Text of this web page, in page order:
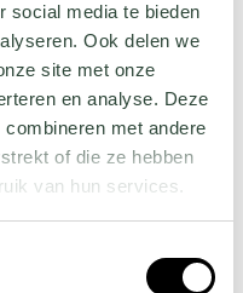
social media te bieden
Ook delen we
site met onze
en analyse. Deze
met andere
of die ze hebben
van hun services.